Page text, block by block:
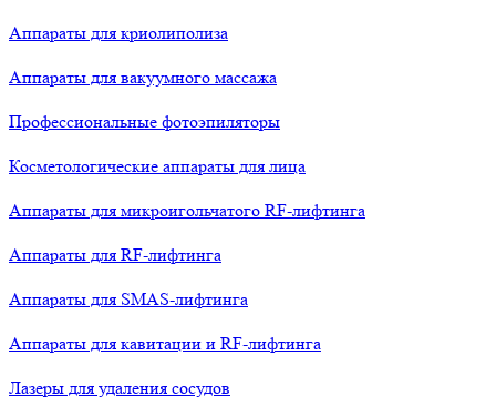
Аппараты для криолиполиза
Аппараты для вакуумного массажа
Профессиональные фотоэпиляторы
Косметологические аппараты для лица
Аппараты для микроигольчатого RF-лифтинга
Аппараты для RF-лифтинга
Аппараты для SMAS-лифтинга
Аппараты для кавитации и RF-лифтинга
Лазеры для удаления сосудов